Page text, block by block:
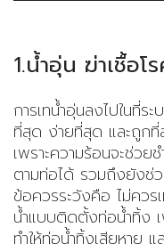
1.น้ำอุ่น ฆ่าเชื้อโ
การเทน้ำอุ่นลงไปในที่ร
ที่สุด ง่ายที่สุด และถูกที่
เพราะความร้อนจะช่ว
ตามท่อได้ รวมถึงยังช่
ข้อควรระวังคือ ไม่ควร
น้ำแบบติดตั้งท่อน้ำทิ้ง
ทำให้ท่อน้ำทิ้งเสียหาย แ